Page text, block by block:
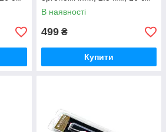
В наявності
499 ₴
Купити